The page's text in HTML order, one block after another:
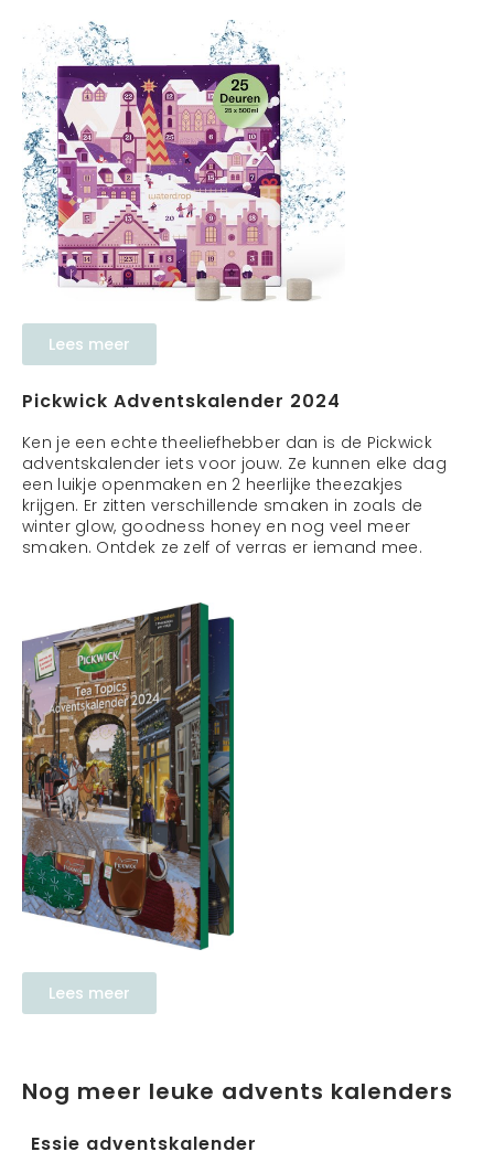
Lees meer
Pickwick Adventskalender 2024
Ken je een echte theeliefhebber dan is de Pickwick
adventskalender iets voor jouw. Ze kunnen elke dag
een luikje openmaken en 2 heerlijke theezakjes
krijgen. Er zitten verschillende smaken in zoals de
winter glow, goodness honey en nog veel meer
smaken. Ontdek ze zelf of verras er iemand mee.
Lees meer
Nog meer leuke advents kalenders
Essie adventskalender